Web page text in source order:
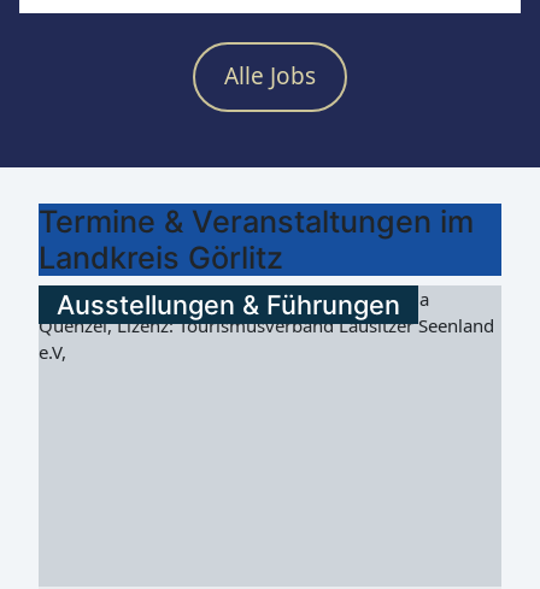
Alle Jobs
Termine & Veranstaltungen im
Landkreis Görlitz
Ausstellungen & Führungen